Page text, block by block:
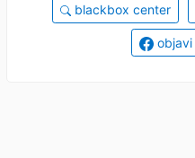
blackbox center
objavi